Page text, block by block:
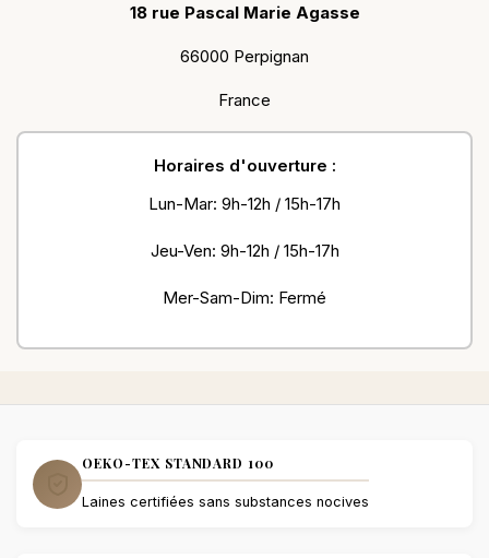
18 rue Pascal Marie Agasse
66000 Perpignan
France
Horaires d'ouverture :
Lun-Mar: 9h-12h / 15h-17h
Jeu-Ven: 9h-12h / 15h-17h
Mer-Sam-Dim: Fermé
OEKO-TEX STANDARD 100
Laines certifiées sans substances nocives